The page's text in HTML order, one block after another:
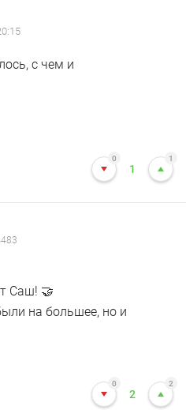
с чем и
0
1
1
Саш! 🤝
на большее, но и
0
2
2